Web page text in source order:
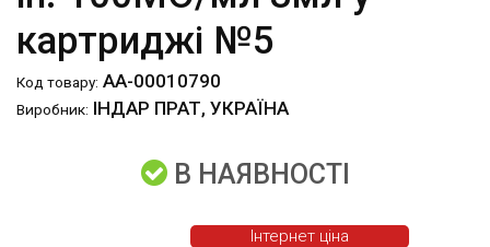
картриджі №5
Код товару: АА-00010790
Виробник: ІНДАР ПРАТ, УКРАЇНА
В НАЯВНОСТІ
Інтернет ціна